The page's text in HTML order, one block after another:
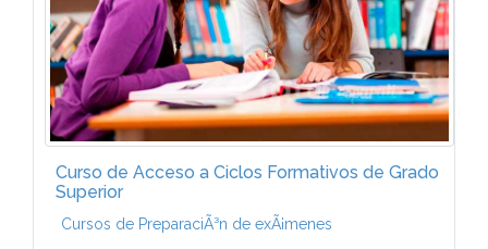
Curso de Acceso a Ciclos Formativos de Grado
Superior
Cursos de PreparaciÃ³n de exÃ¡menes